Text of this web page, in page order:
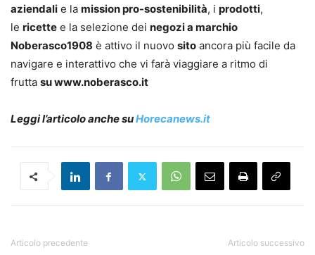
aziendali e la mission pro-sostenibilità, i prodotti,
le ricette e la selezione dei negozi a marchio
Noberasco1908 è attivo il nuovo sito ancora più facile da
navigare e interattivo che vi farà viaggiare a ritmo di
frutta su www.noberasco.it
Leggi l’articolo anche suHorecanews.it
Articolo precedente Articolo successivo